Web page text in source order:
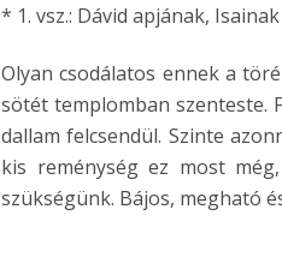
* 1. vsz.: Dávid apjának,
Olyan csodálatos ennek a
sötét templomban szenteste.
dallam felcsendül. Szinte
kis reménység ez most
szükségünk. Bájos, megható